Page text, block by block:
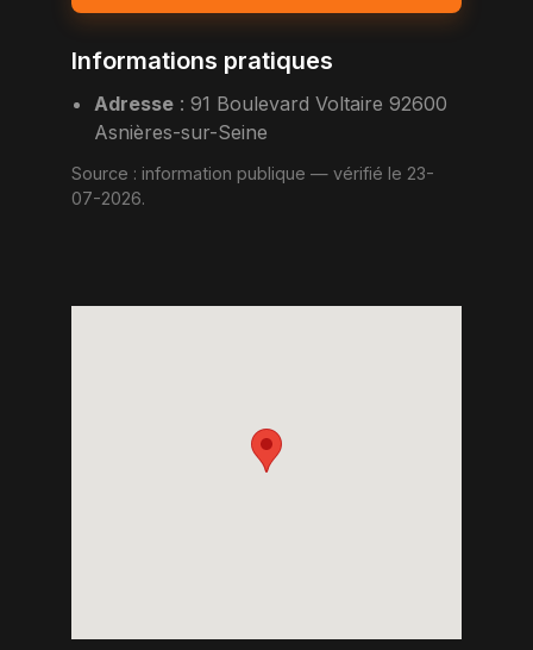
Informations pratiques
Adresse :91 Boulevard Voltaire 92600
Asnières-sur-Seine
Source : information publique — vérifié le 23-
07-2026.